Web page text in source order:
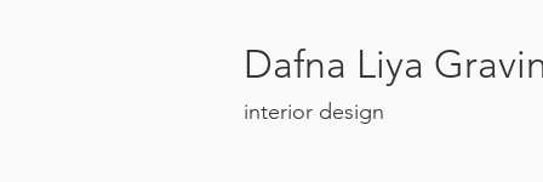
Dafna Liya
interior design